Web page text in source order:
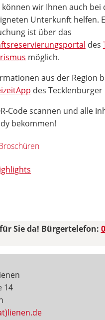
wir Ihnen auch bei
Unterkunft helfen.
ist über das
des
möglich.
aus der Region
des Tecklenburger
Code scannen und alle
bekommen!
Sie da! Bürgertelefon:
14